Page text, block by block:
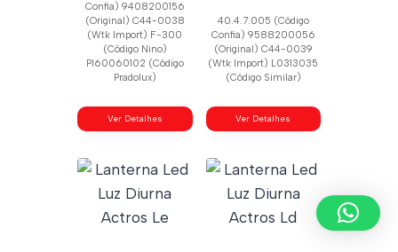
Confia) 9408200156
(Original) C44-0038
(Wtk Import) F-300
(Código Nino)
Pl60060102 (Código
Pradolux)
Ver Detalhes
40.4.7.005 (Código
Confia) 9588200056
(Original) C44-0039
(Wtk Import) L0313035
(Código Similar)
Ver Detalhes